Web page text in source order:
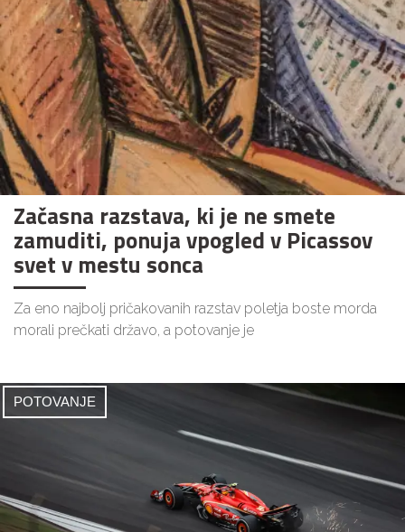
Začasna razstava, ki je ne smete
zamuditi, ponuja vpogled v Picassov
svet v mestu sonca
Za eno najbolj pričakovanih razstav poletja boste morda
morali prečkati državo, a potovanje je
POTOVANJE